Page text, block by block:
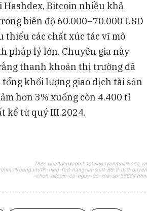
Hashdex, Bitcoin nhiều khả
biên độ 60.000–70.000 USD
thiếu các chất xúc tác vĩ mô
pháp lý lớn. Chuyên gia này
thanh khoản thị trường đã
khối lượng giao dịch tài sản
hơn 3% xuống còn 4.400 tỉ
kể từ quý III.2024.
Theo phattrienxanh.baotainguyenmoitruong.vn
tin-hieu-fed-nang-lai-suat-86-ti-usd-quyen
-chon-bitcoin-co-nguy-co-xoa-so-58684.html